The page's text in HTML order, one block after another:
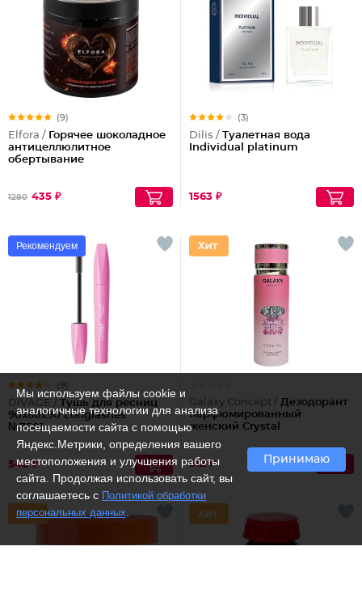
(9)
Elfora / Горячее шоколадное
антицеллюлитное
обертывание
1280 435 ₽
(3)
Dilis / Туалетная вода
Individual platinum
1563 ₽
Рекомендуем
(9)
DIVAGE / Тушь для ресниц
90x60x90 Longlashes
№7501
548 ₽
Galaxy Concept / Дезодорант
парфюмированный
женский Crystal
512 ₽
Мы используем файлы cookie и
аналогичные технологии для анализа
посещаемости сайта с помощью
Яндекс.Метрики, определения вашего
местоположения и улучшения работы
сайта. Продолжая использовать сайт, вы
соглашаетесь с Политикой обработки
персональных данных
Принимаю